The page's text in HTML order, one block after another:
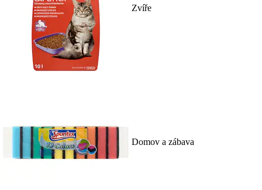
Zvíře
Domov a zábava